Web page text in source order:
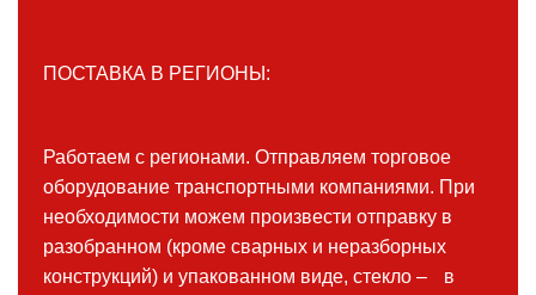
ПОСТАВКА В РЕГИОНЫ:
Работаем с регионами. Отправляем торговое
оборудование транспортными компаниями. При
необходимости можем произвести отправку в
разобранном (кроме сварных и неразборных
конструкций) и упакованном виде, стекло – в